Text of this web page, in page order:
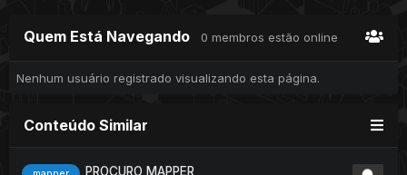
Quem Está Navegando 0 membros estão online
Nenhum usuário registrado visualizando esta página.
Conteúdo Similar
PROCURO MAPPER